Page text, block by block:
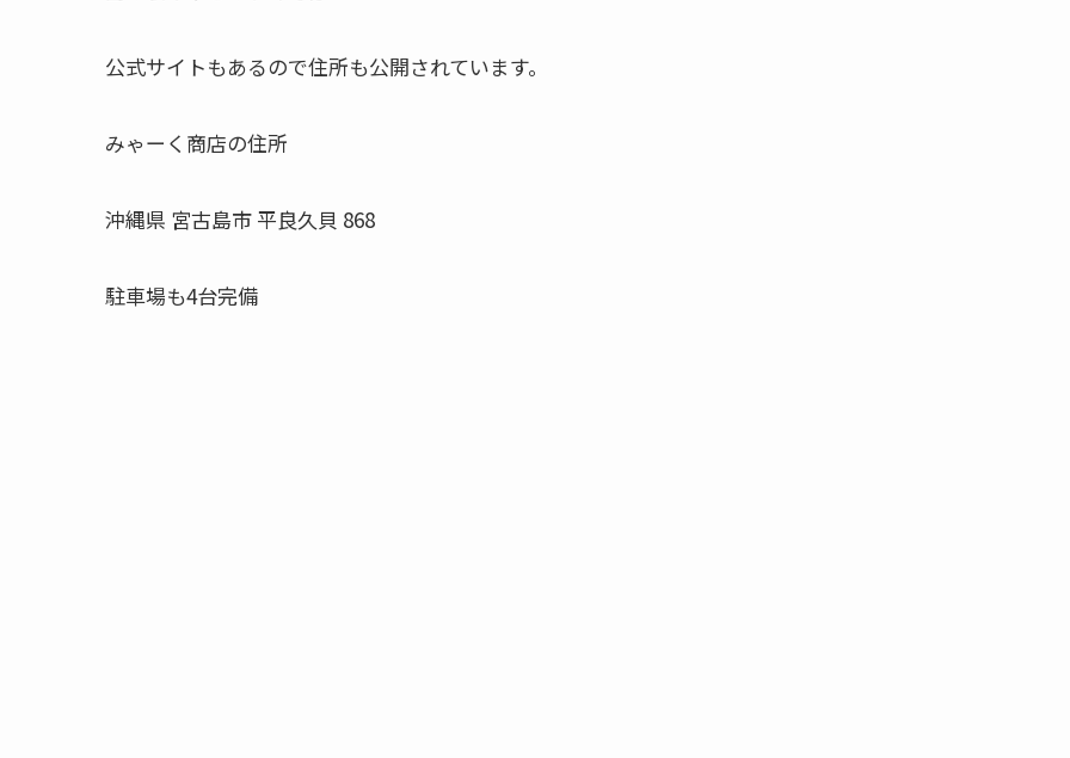
公式サイトもあるので住所も公開されています。
みゃーく商店の住所
沖縄県 宮古島市 平良久貝 868
駐車場も4台完備